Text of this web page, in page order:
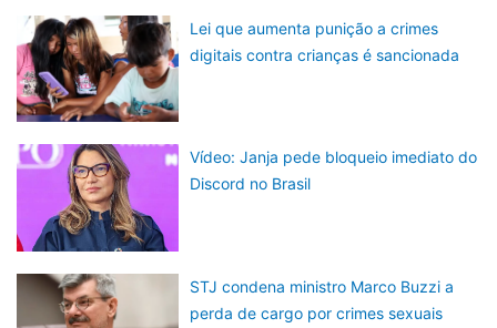
Lei que aumenta punição a crimes
digitais contra crianças é sancionada
Vídeo: Janja pede bloqueio imediato do
Discord no Brasil
STJ condena ministro Marco Buzzi a
perda de cargo por crimes sexuais